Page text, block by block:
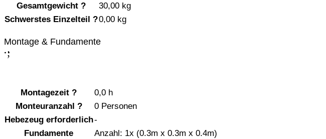
Gesamtgewicht ?
30,00 kg
Schwerstes Einzelteil ?0,00 kg
Montage & Fundamente
:
;
Montagezeit ?
0,0 h
Monteuranzahl ?
0 Personen
Hebezeug erforderlich-
Fundamente
Anzahl: 1x (0.3m x 0.3m x 0.4m)